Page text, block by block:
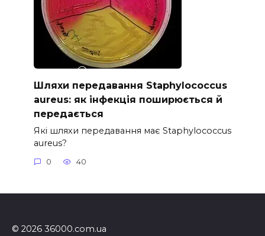
Шляхи передавання Staphylococcus
aureus: як інфекція поширюється й
передається
Які шляхи передавання має Staphylococcus
aureus?
0 40
© 2026 36000.com.ua